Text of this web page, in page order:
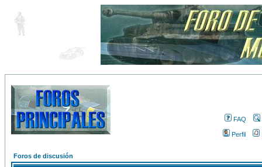
FAQ
Perfil
Foros de discusión